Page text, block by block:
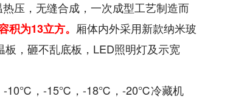
压，无缝合成，一次成型工艺制造而
积为13立方。 厢体内外采用新款纳米玻
，砸不乱底板，LED照明灯及示宽
-10℃，-15℃，-18℃，-20℃冷藏机